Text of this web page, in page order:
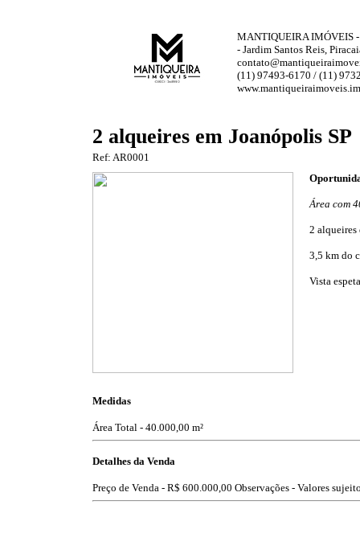
MANTIQUEIRA IMÓVEIS
- Jardim Santos Reis,
(11) 97493-6170 / (11)
2 alqueires em Joanópolis SP
Ref: AR0001
Área com
2 alqueires
3,5 km do
Vista
Medidas
Área Total - 40.000,00 m²
Detalhes da Venda
Preço de Venda - R$ 600.000,00 Observações - Valores